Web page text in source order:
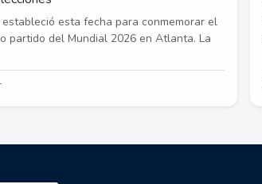
estableció esta fecha para conmemorar el
partido del Mundial 2026 en Atlanta. La